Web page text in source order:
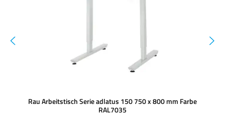
Rau Arbeitstisch Serie adlatus 150 750 x 800 mm Farbe
RAL7035